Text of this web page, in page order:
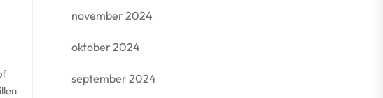
november 2024
oktober 2024
september 2024